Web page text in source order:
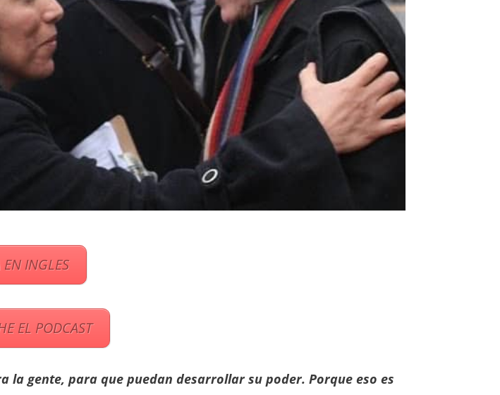
EN INGLES
EL PODCAST
la gente, para que puedan desarrollar su poder. Porque eso es